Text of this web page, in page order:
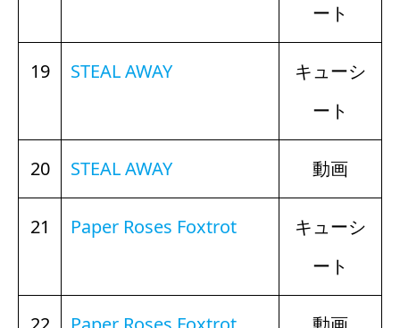
ート
19 STEAL AWAY
キューシ
ート
20 STEAL AWAY 動画
21 Paper Roses Foxtrot
キューシ
ート